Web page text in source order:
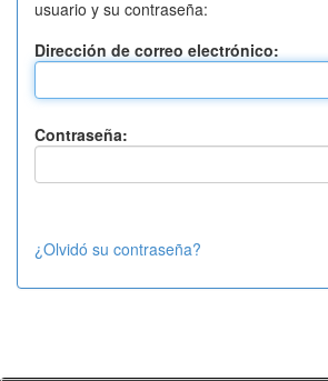
usuario y su contraseña:
Dirección de correo electrónico:
Contraseña:
¿Olvidó su contraseña?